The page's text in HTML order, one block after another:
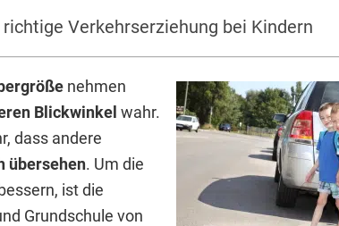
Verkehrserziehung bei Kindern
nehmen
Blickwinkel wahr.
dass andere
übersehen. Um die
ist die
Grundschule von